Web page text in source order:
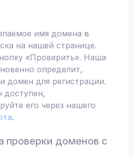
имя домена в
на нашей странице.
«Проверить». Наша
определит,
домен для регистрации.
доступен,
его через нашего
.
проверки доменов с